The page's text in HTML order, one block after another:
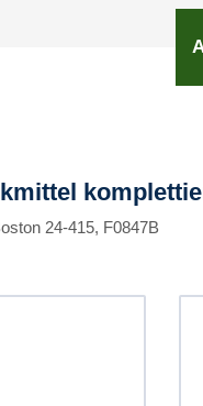
24-415, F0847B